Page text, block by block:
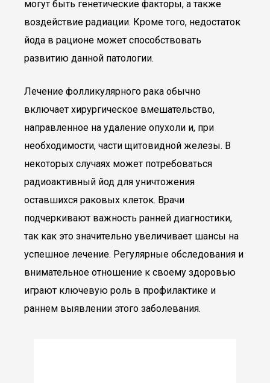
могут быть генетические факторы, а также
воздействие радиации. Кроме того, недостаток
йода в рационе может способствовать
развитию данной патологии.
Лечение фолликулярного рака обычно
включает хирургическое вмешательство,
направленное на удаление опухоли и, при
необходимости, части щитовидной железы. В
некоторых случаях может потребоваться
радиоактивный йод для уничтожения
оставшихся раковых клеток. Врачи
подчеркивают важность ранней диагностики,
так как это значительно увеличивает шансы на
успешное лечение. Регулярные обследования и
внимательное отношение к своему здоровью
играют ключевую роль в профилактике и
раннем выявлении этого заболевания.